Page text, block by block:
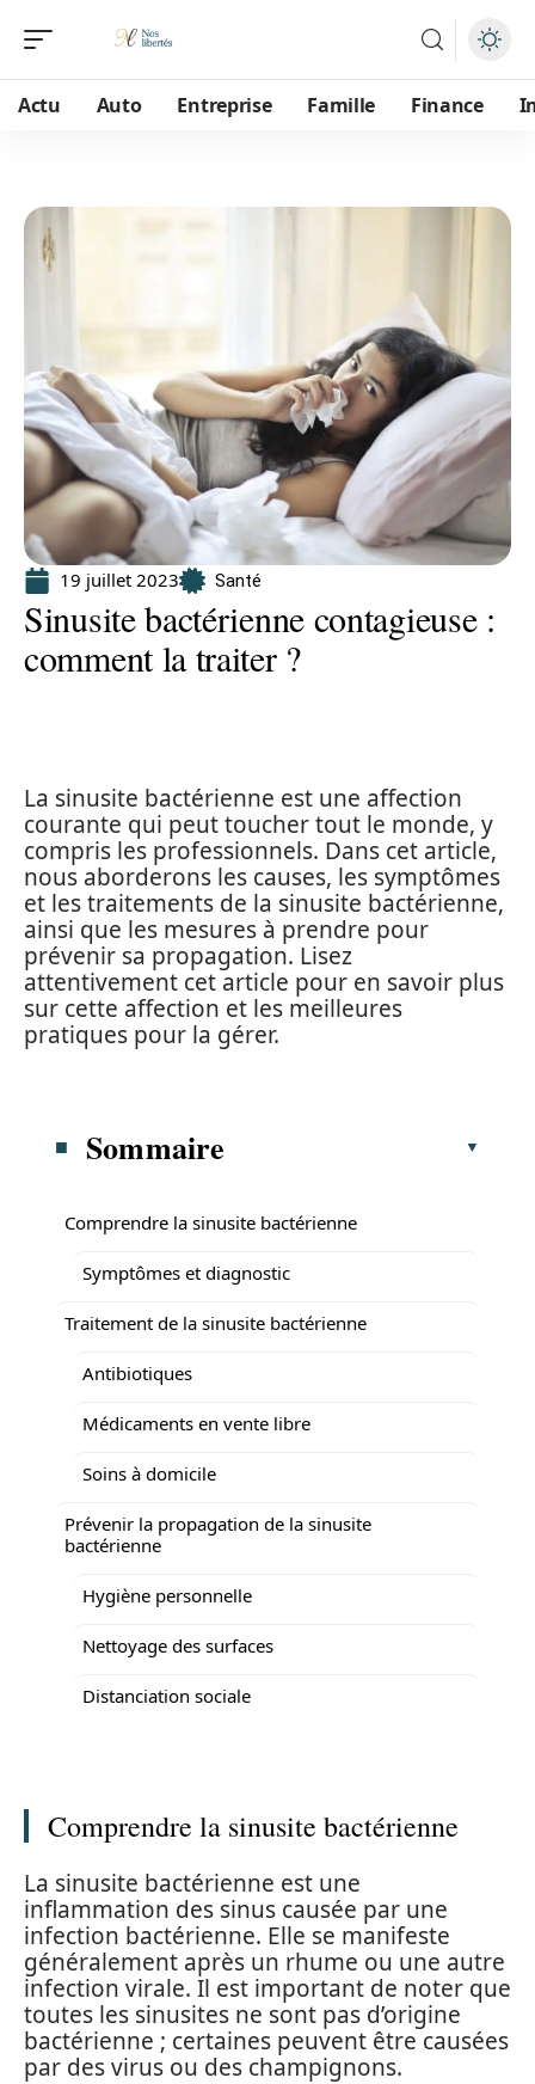
Actu Auto Entreprise Famille Finance
19 juillet 2023 Santé
Sinusite bactérienne contagieuse :
comment la traiter ?
La sinusite bactérienne est une affection
courante qui peut toucher tout le monde, y
compris les professionnels. Dans cet article,
nous aborderons les causes, les symptômes
et les traitements de la sinusite bactérienne,
ainsi que les mesures à prendre pour
prévenir sa propagation. Lisez
attentivement cet article pour en savoir plus
sur cette affection et les meilleures
pratiques pour la gérer.
Sommaire
Comprendre la sinusite bactérienne
Symptômes et diagnostic
Traitement de la sinusite bactérienne
Antibiotiques
Médicaments en vente libre
Soins à domicile
Prévenir la propagation de la sinusite
bactérienne
Hygiène personnelle
Nettoyage des surfaces
Distanciation sociale
Comprendre la sinusite bactérienne
La sinusite bactérienne est une
inflammation des sinus causée par une
infection bactérienne. Elle se manifeste
généralement après un rhume ou une autre
infection virale. Il est important de noter que
toutes les sinusites ne sont pas d’origine
bactérienne ; certaines peuvent être causées
par des virus ou des champignons.